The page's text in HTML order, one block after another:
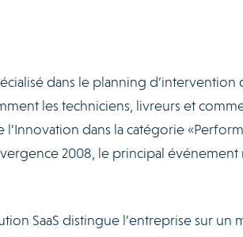
dans le planning d’intervention
les techniciens, livreurs et
dans la catégorie
2008, le principal événement
SaaS distingue l’entreprise sur un